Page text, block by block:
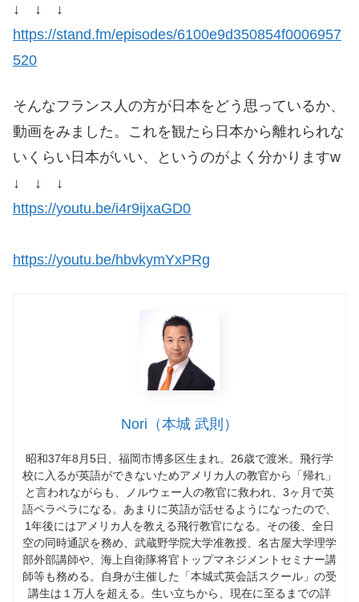
↓ ↓ ↓
https://stand.fm/episodes/6100e9d350854f0006957
520
そんなフランス人の方が日本をどう思っているか、
動画をみました。これを観たら日本から離れられな
いくらい日本がいい、というのがよく分かりますw
↓ ↓ ↓
https://youtu.be/i4r9ijxaGD0
https://youtu.be/hbvkymYxPRg
Nori（本城 武則）
昭和37年8月5日、福岡市博多区生まれ。26歳で渡米。飛行学
校に入るが英語ができないためアメリカ人の教官から「帰れ」
と言われながらも、ノルウェー人の教官に救われ、3ヶ月で英
語ペラペラになる。あまりに英語が話せるようになったので、
1年後にはアメリカ人を教える飛行教官になる。その後、全日
空の同時通訳を務め、武蔵野学院大学准教授、名古屋大学理学
部外部講師や、海上自衛隊将官トップマネジメントセミナー講
師等も務める。自身が主催した「本城式英会話スクール」の受
講生は１万人を超える。生い立ちから、現在に至るまでの詳